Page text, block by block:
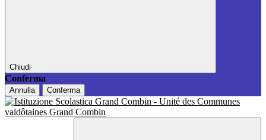
Chiudi
Conferma
Annulla Conferma